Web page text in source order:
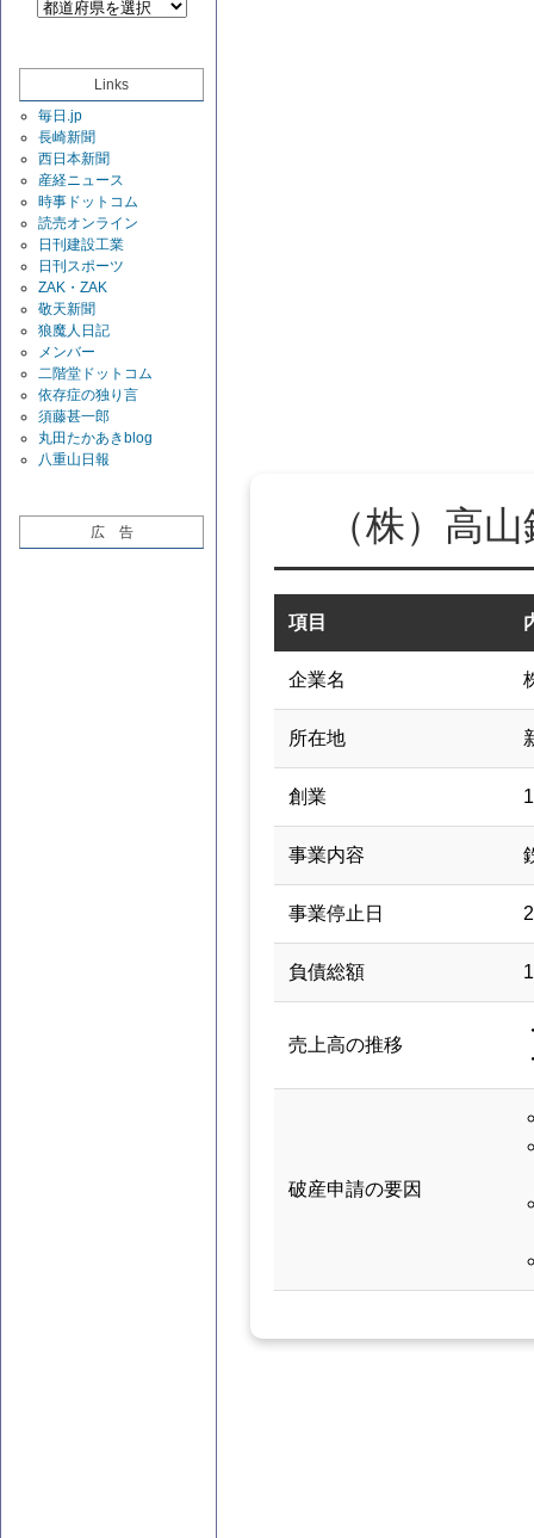
Links
毎日.jp
長崎新聞
西日本新聞
産経ニュース
時事ドットコム
読売オンライン
日刊建設工業
日刊スポーツ
ZAK・ZAK
敬天新聞
狼魔人日記
メンバー
二階堂ドットコム
依存症の独り言
須藤甚一郎
丸田たかあきblog
八重山日報
広 告 （株）高
項目
企業名
所在地
創業
事業内容
事業停止日
負債総額
売上高の推移
破産申請の要因